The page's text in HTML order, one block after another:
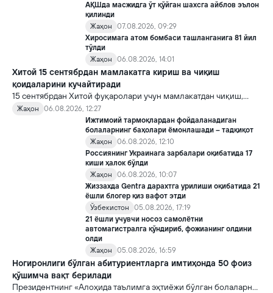
АҚШда масжидга ўт қўйган шахсга айблов эълон
қилинди
Жаҳон
07.08.2026, 09:29
Хиросимага атом бомбаси ташланганига 81 йил
тўлди
Жаҳон
06.08.2026, 14:01
Хитой 15 сентябрдан мамлакатга кириш ва чиқиш
қоидаларини кучайтиради
15 сентябрдан Хитой фуқаролари учун мамлакатдан чиқиш,
хорижликлар учун эса Хитойга кириш тартиби бўйича янги
қоидалар кучга киради.
Жаҳон
06.08.2026, 12:27
Ижтимоий тармоқлардан фойдаланадиган
болаларнинг баҳолари ёмонлашади – тадқиқот
Жаҳон
06.08.2026, 12:10
Россиянинг Украинага зарбалари оқибатида 17
киши ҳалок бўлди
Жаҳон
06.08.2026, 10:07
Жиззахда Gentra дарахтга урилиши оқибатида 21
ёшли блогер қиз вафот этди
Ўзбекистон
05.08.2026, 17:19
21 ёшли учувчи носоз самолётни
автомагистралга қўндириб, фожианинг олдини
олди
Жаҳон
05.08.2026, 16:59
Ногиронлиги бўлган абитуриентларга имтиҳонда 50 фоиз
қўшимча вақт берилади
Президентнинг «Алоҳида таълимга эҳтиёжи бўлган болаларни